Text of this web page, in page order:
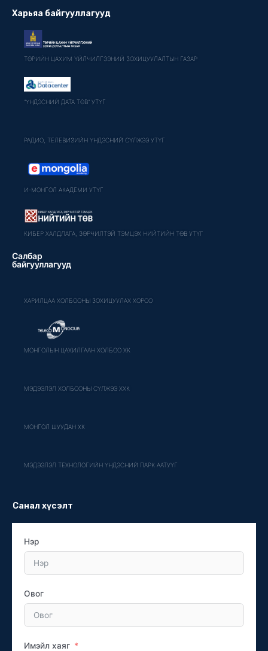
Харьяа байгууллагууд
ТӨРИЙН ЦАХИМ ҮЙЛЧИЛГЭЭНИЙ ЗОХИЦУУЛАЛТЫН ГАЗАР
"ҮНДЭСНИЙ ДАТА ТӨВ" УТҮГ
РАДИО, ТЕЛЕВИЗИЙН ҮНДЭСНИЙ СҮЛЖЭЭ УТҮГ
И-МОНГОЛ АКАДЕМИ УТҮГ
КИБЕР ХАЛДЛАГА, ЗӨРЧИЛТЭЙ ТЭМЦЭХ НИЙТИЙН ТӨВ УТҮГ
Салбар
байгууллагууд
ХАРИЛЦАА ХОЛБООНЫ ЗОХИЦУУЛАХ ХОРОО
МОНГОЛЫН ЦАХИЛГААН ХОЛБОО ХК
МЭДЭЭЛЭЛ ХОЛБООНЫ СҮЛЖЭЭ ХХК
МОНГОЛ ШУУДАН ХК
МЭДЭЭЛЭЛ ТЕХНОЛОГИЙН ҮНДЭСНИЙ ПАРК ААТУҮГ
Санал хүсэлт
Нэр
Овог
Имэйл хаяг